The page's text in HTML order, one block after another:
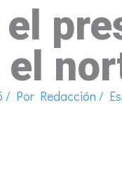
/ Por Redacción /